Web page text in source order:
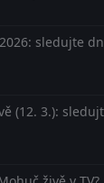
sledujte
(12. 3.):